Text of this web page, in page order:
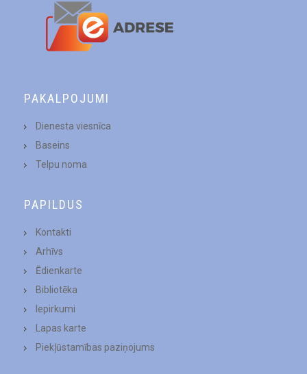
PAKALPOJUMI
Dienesta viesnīca
Baseins
Telpu noma
PAPILDUS
Kontakti
Arhīvs
Ēdienkarte
Bibliotēka
Iepirkumi
Lapas karte
Piekļūstamības paziņojums